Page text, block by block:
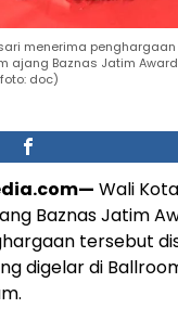
menerima
ajang Baznas Jatim
doc)
Wali
Baznas Jatim
tersebut
digelar di